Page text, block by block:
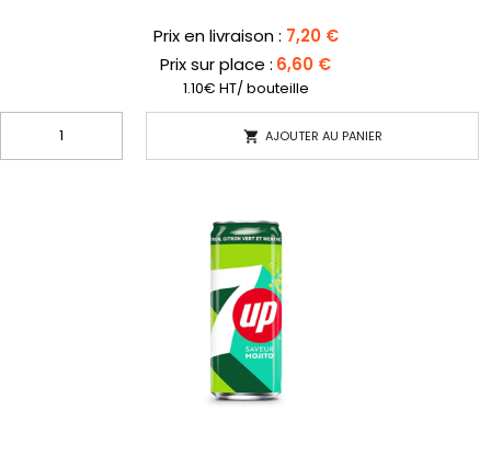
Prix
Prix en livraison : 7,20 €
Prix sur place : 6,60 €
1.10€ HT/ bouteille
 AJOUTER AU PANIER